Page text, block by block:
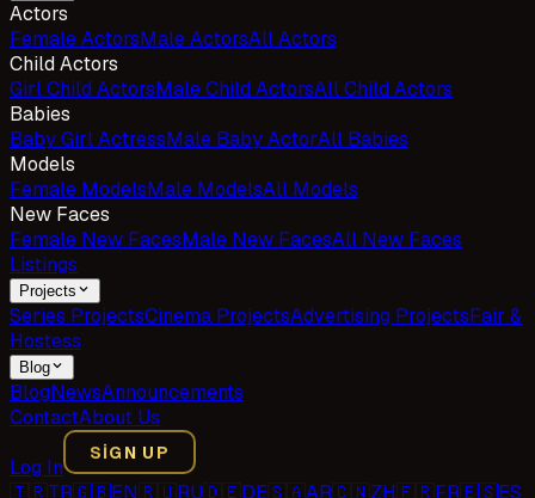
Actors
Female ActorsMale ActorsAll Actors
Child Actors
Girl Child ActorsMale Child ActorsAll Child Actors
Babies
Baby Girl ActressMale Baby ActorAll Babies
Models
Female ModelsMale ModelsAll Models
New Faces
Female New FacesMale New FacesAll New Faces
Listings
Projects
Series ProjectsCinema ProjectsAdvertising ProjectsFair &
Hostess
Blog
BlogNewsAnnouncements
ContactAbout Us
Log In
SIGN UP
🇹🇷TR🇬🇧EN🇷🇺RU🇩🇪DE🇸🇦AR🇨🇳ZH🇫🇷FR🇪🇸ES